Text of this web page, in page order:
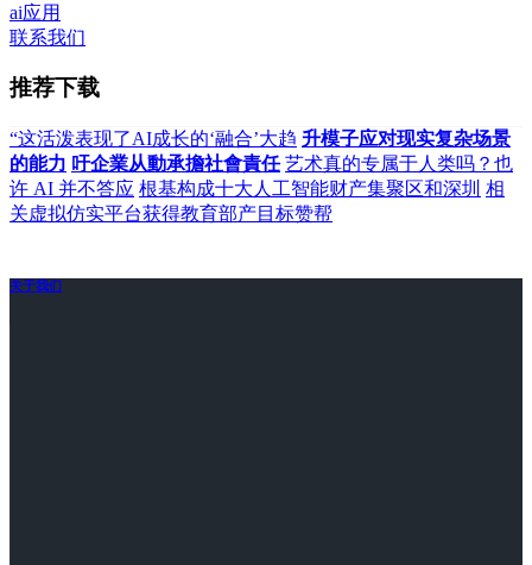
ai应用
联系我们
推荐下载
“这活泼表现了AI成长的‘融合’大趋 升模子应对现实复杂场景
的能力 吁企業从動承擔社會責任 艺术真的专属于人类吗？也
许 AI 并不答应 根基构成十大人工智能财产集聚区和深圳 相
关虚拟仿实平台获得教育部产目标赞帮
关于我们